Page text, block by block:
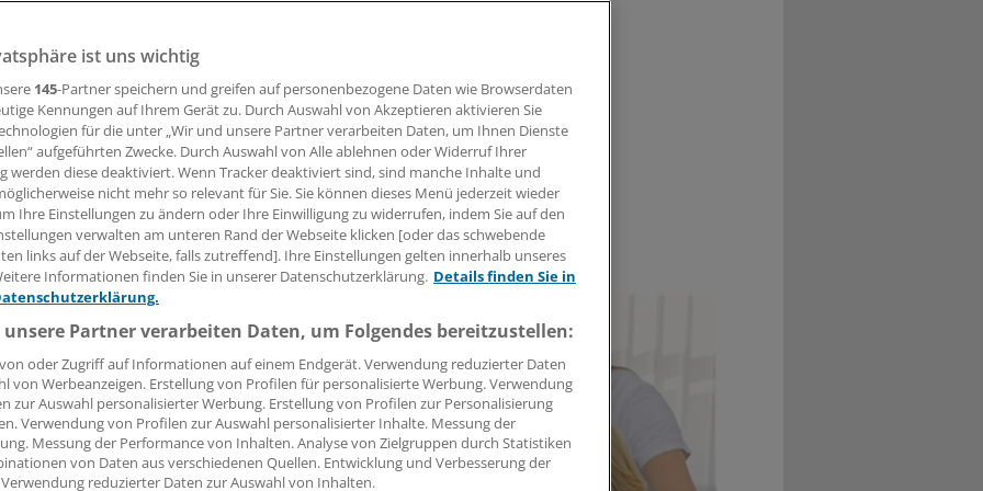
Anträge, mehr Bewilligungen. Nach vier Monaten haben sich die Kosten
amortisiert. Probleme bereitet die psychosomatische Reha.
Joppich
05:33 Uhr
0
ist uns wichtig
145-Partner speichern und greifen auf personenbezogene Daten wie Browserdaten
Kennungen auf Ihrem Gerät zu. Durch Auswahl von Akzeptieren aktivieren Sie
für die unter „Wir und unsere Partner verarbeiten Daten, um Ihnen Dienste
aufgeführten Zwecke. Durch Auswahl von Alle ablehnen oder Widerruf Ihrer
werden diese deaktiviert. Wenn Tracker deaktiviert sind, sind manche Inhalte und
nicht mehr so relevant für Sie. Sie können dieses Menü jederzeit wieder
Ihre Einstellungen zu ändern oder Ihre Einwilligung zu widerrufen, indem Sie auf den
verwalten am unteren Rand der Webseite klicken [oder das schwebende
links auf der Webseite, falls zutreffend]. Ihre Einstellungen gelten innerhalb unseres
Informationen finden Sie in unserer Datenschutzerklärung. Details finden Sie in
Partner verarbeiten Daten, um Folgendes bereitzustellen:
oder Zugriff auf Informationen auf einem Endgerät. Verwendung reduzierter Daten
von Werbeanzeigen. Erstellung von Profilen für personalisierte Werbung. Verwendung
zur Auswahl personalisierter Werbung. Erstellung von Profilen zur Personalisierung
Verwendung von Profilen zur Auswahl personalisierter Inhalte. Messung der
Messung der Performance von Inhalten. Analyse von Zielgruppen durch Statistiken
von Daten aus verschiedenen Quellen. Entwicklung und Verbesserung der
reduzierter Daten zur Auswahl von Inhalten.